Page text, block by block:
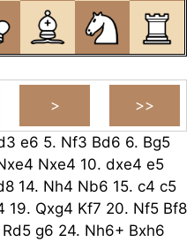
e6 5. Nf3 Bd6 6. Bg5
Nxe4 10. dxe4 e5
14. Nh4 Nb6 15. c4 c5
19. Qxg4 Kf7 20. Nf5 Bf8
Rd5 g6 24. Nh6+ Bxh6